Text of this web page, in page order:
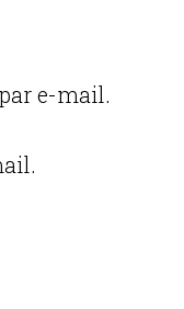
e-mail.